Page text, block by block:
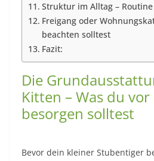
Struktur im Alltag –
Freigang oder
beachten solltest
Fazit:
Die
Kitten – Was du
besorgen solltest
Bevor dein kleiner Stubentiger